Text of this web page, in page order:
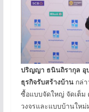
ปริญญา ธนินถิรากุล อุ
ธุรกิจรับสร้างบ้านกล่า
ซื้อแบบจัดใหญ่ จัดเต็ม
วงจรและแบบบ้านใหม่